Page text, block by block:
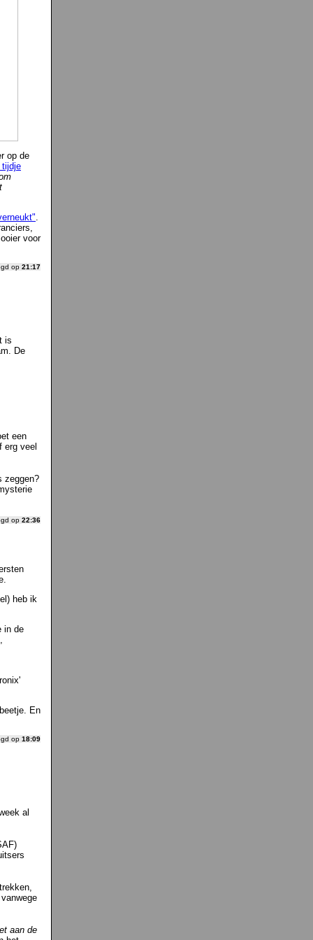
op de
tijdje
.
voor
op 21:17
is
De
een
erg veel
zeggen?
op 22:36
heb ik
in de
En
op 18:09
al
aan de